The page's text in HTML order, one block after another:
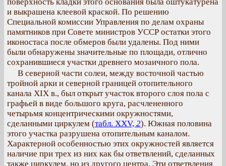
и выкрашена клеевой краской. По решению
Специальной комиссии Управления по делам охраны
памятников при Совете министров УССР остатки этого
иконостаса после обмеров были удалены. Под ними
были обнаружены значительные по площади, отлично
сохранившиеся участки древнего мозаичного пола.
В северной части солеи, между восточной частью
тройной арки и северной границей отопительного
канала XIX в., был открыт участок второго слоя пола с
графьей в виде большого круга, расчлененного
четырьмя концентрическими окружностями,
сделанными циркулем (табл. XXV, 2). Южная половина
этого участка разрушена отопительным каналом.
Характерной особенностью этих окружностей является
наличие при трех из них как бы ответвлений, сделанных
также циркулем, но из другого центра. Эти ответвления